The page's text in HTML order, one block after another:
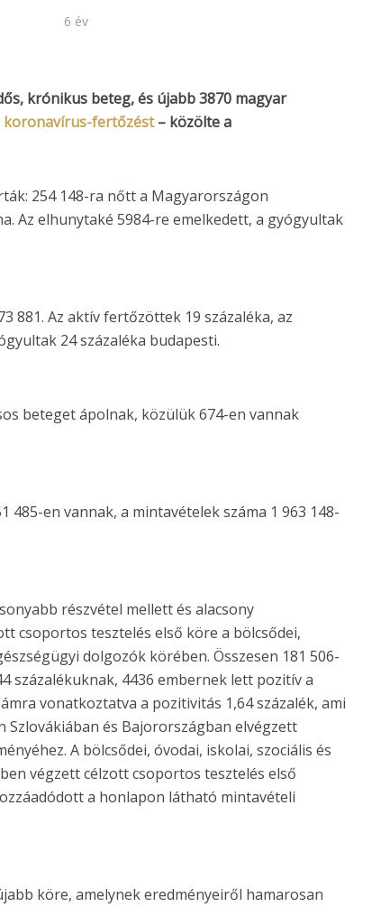
6 év
krónikus beteg, és újabb 3870 magyar
koronavírus-fertőzést– közölte a
254 148-ra nőtt a Magyarországon
Az elhunytaké 5984-re emelkedett, a gyógyultak
881. Az aktív fertőzöttek 19 százaléka, az
24 százaléka budapesti.
beteget ápolnak, közülük 674-en vannak
485-en vannak, a mintavételek száma 1 963 148-
részvétel mellett és alacsony
csoportos tesztelés első köre a bölcsődei,
dolgozók körében. Összesen 181 506-
százalékuknak, 4436 embernek lett pozitív a
vonatkoztatva a pozitivitás 1,64 százalék, ami
Szlovákiában és Bajorországban elvégzett
A bölcsődei, óvodai, iskolai, szociális és
végzett célzott csoportos tesztelés első
a honlapon látható mintavételi
köre, amelynek eredményeiről hamarosan